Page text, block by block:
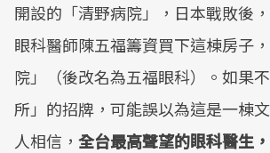
開設的「清野病院」，日本戰敗後
眼科醫師陳五福籌資買下這棟房子
院」（後改名為五福眼科）。如果
所」的招牌，可能誤以為這是一棟
人相信， 全台最高聲望的眼科醫生